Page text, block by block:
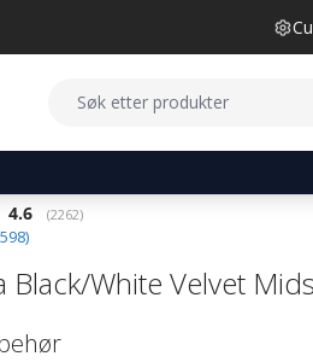
Gjennomsnittskarakter:
4.6 (stemmer:
2262)
)
Black/White Velvet